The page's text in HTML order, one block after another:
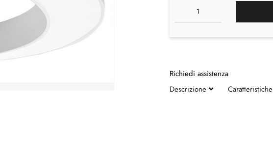
Richiedi assistenza
Descrizione
Caratteristiche